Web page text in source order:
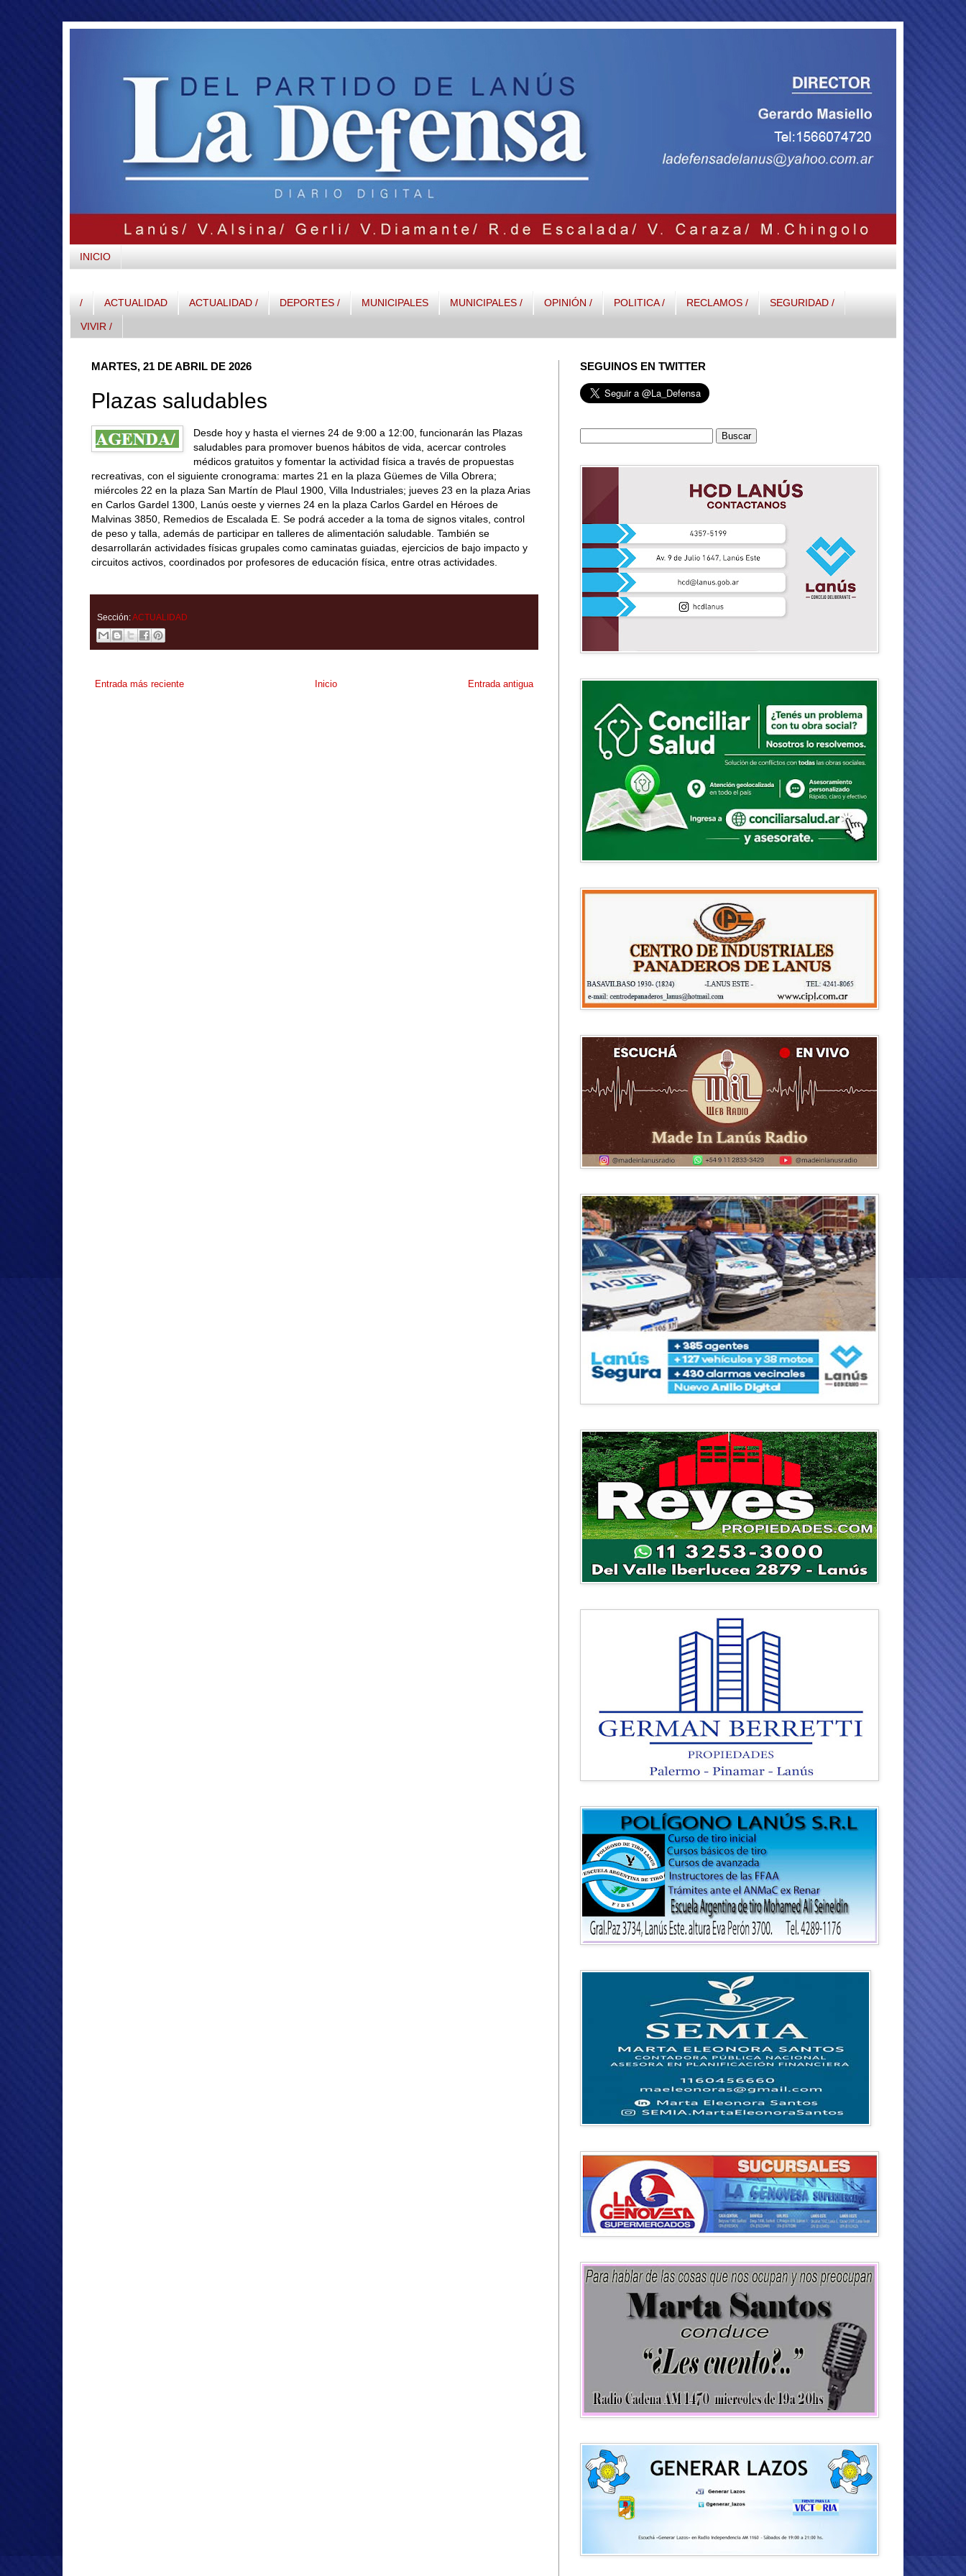
INICIO
/ ACTUALIDAD ACTUALIDAD / DEPORTES / MUNICIPALES MUNICIPALES / OPINIÓN / POLITICA / RECLAMOS / SEGURIDAD /
VIVIR /
MARTES, 21 DE ABRIL DE 2026
Plazas saludables
Desde hoy y hasta el viernes 24 de 9:00 a 12:00, funcionarán las Plazas
saludables para promover buenos hábitos de vida, acercar controles
médicos gratuitos y fomentar la actividad física a través de propuestas
recreativas, con el siguiente cronograma: martes 21 en la plaza Güemes de Villa Obrera;
miércoles 22 en la plaza San Martín de Plaul 1900, Villa Industriales; jueves 23 en la plaza Arias
en Carlos Gardel 1300, Lanús oeste y viernes 24 en la plaza Carlos Gardel en Héroes de
Malvinas 3850, Remedios de Escalada E. Se podrá acceder a la toma de signos vitales, control
de peso y talla, además de participar en talleres de alimentación saludable. También se
desarrollarán actividades físicas grupales como caminatas guiadas, ejercicios de bajo impacto y
circuitos activos, coordinados por profesores de educación física, entre otras actividades.
Sección:ACTUALIDAD
Entrada más reciente Entrada antigua
Inicio
SEGUINOS EN TWITTER